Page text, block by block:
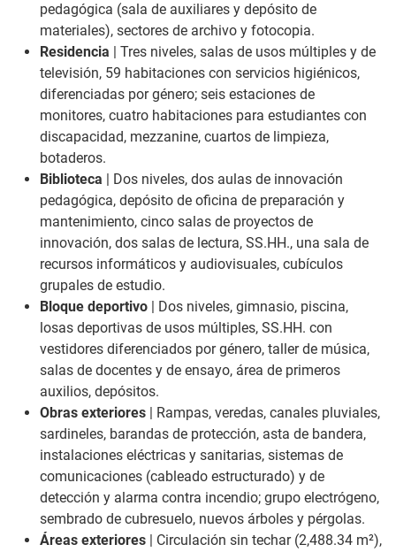
pedagógica (sala de auxiliares y depósito de
materiales), sectores de archivo y fotocopia.
Residencia
| Tres niveles, salas de usos múltiples y de
televisión, 59 habitaciones con servicios higiénicos,
diferenciadas por género; seis estaciones de
monitores, cuatro habitaciones para estudiantes con
discapacidad, mezzanine, cuartos de limpieza,
botaderos.
Biblioteca
| Dos niveles, dos aulas de innovación
pedagógica, depósito de oficina de preparación y
mantenimiento, cinco salas de proyectos de
innovación, dos salas de lectura, SS.HH., una sala de
recursos informáticos y audiovisuales, cubículos
grupales de estudio.
Bloque deportivo
| Dos niveles, gimnasio, piscina,
losas deportivas de usos múltiples, SS.HH. con
vestidores diferenciados por género, taller de música,
salas de docentes y de ensayo, área de primeros
auxilios, depósitos.
Obras exteriores
| Rampas, veredas, canales pluviales,
sardineles, barandas de protección, asta de bandera,
instalaciones eléctricas y sanitarias, sistemas de
comunicaciones (cableado estructurado) y de
detección y alarma contra incendio; grupo electrógeno,
sembrado de cubresuelo, nuevos árboles y pérgolas.
Áreas exteriores
| Circulación sin techar (2,488.34 m²),